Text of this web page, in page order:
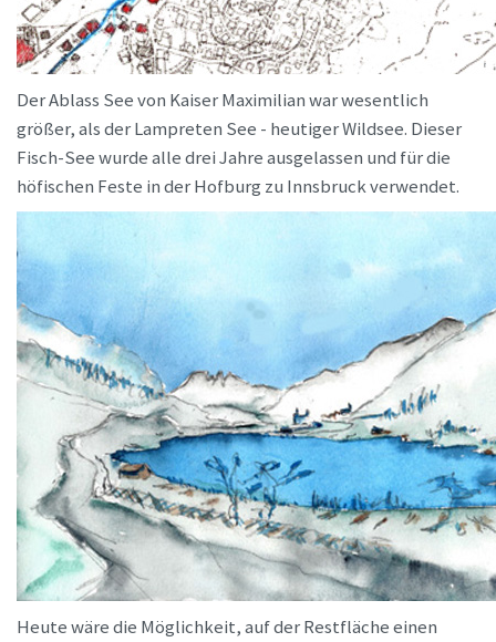
Der Ablass See von Kaiser Maximilian war wesentlich
größer, als der Lampreten See - heutiger Wildsee. Dieser
Fisch-See wurde alle drei Jahre ausgelassen und für die
höfischen Feste in der Hofburg zu Innsbruck verwendet.
Heute wäre die Möglichkeit, auf der Restfläche einen